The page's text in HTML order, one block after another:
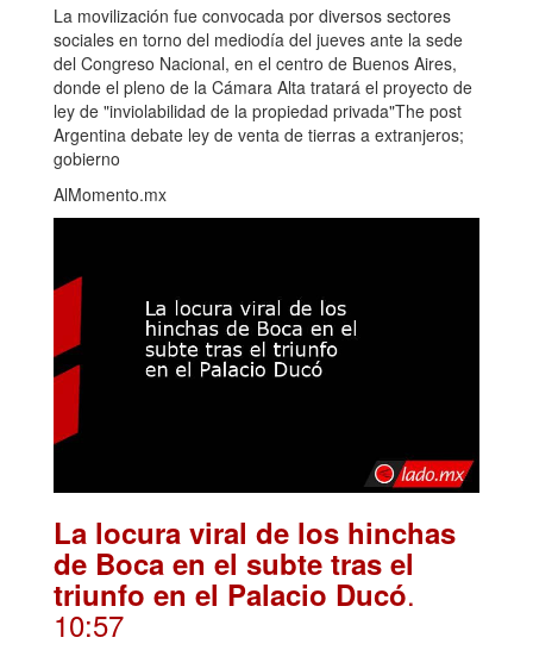
La movilización fue convocada por diversos sectores
sociales en torno del mediodía del jueves ante la sede
del Congreso Nacional, en el centro de Buenos Aires,
donde el pleno de la Cámara Alta tratará el proyecto de
ley de "inviolabilidad de la propiedad privada"The post
Argentina debate ley de venta de tierras a extranjeros;
gobierno
AlMomento.mx
La locura viral de los hinchas
de Boca en el subte tras el
triunfo en el Palacio Ducó.
10:57